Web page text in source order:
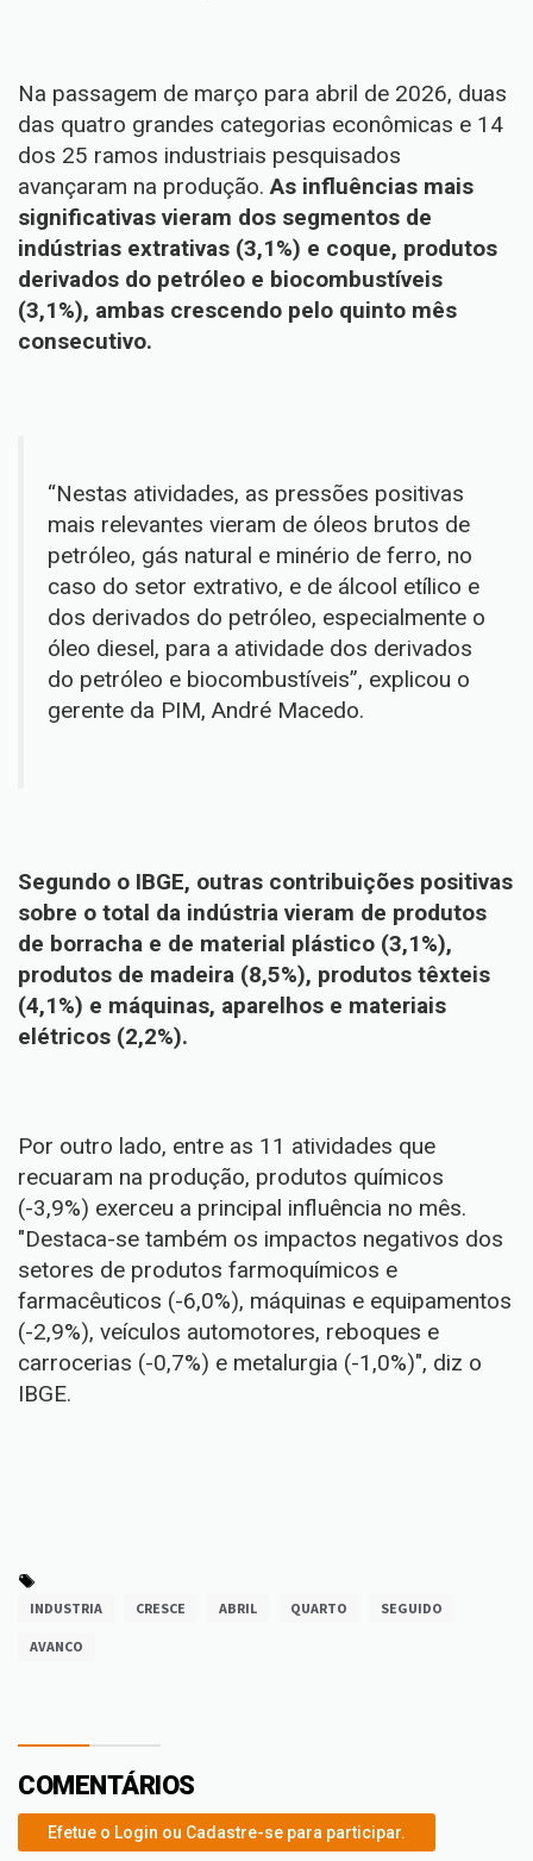
Na passagem de março para abril de 2026, duas
das quatro grandes categorias econômicas e 14
dos 25 ramos industriais pesquisados
avançaram na produção.As influências mais
significativas vieram dos segmentos de
indústrias extrativas (3,1%) e coque, produtos
derivados do petróleo e biocombustíveis
(3,1%), ambas crescendo pelo quinto mês
consecutivo.
“Nestas atividades, as pressões positivas
mais relevantes vieram de óleos brutos de
petróleo, gás natural e minério de ferro, no
caso do setor extrativo, e de álcool etílico e
dos derivados do petróleo, especialmente o
óleo diesel, para a atividade dos derivados
do petróleo e biocombustíveis”, explicou o
gerente da PIM, André Macedo.
Segundo o IBGE, outras contribuições positivas
sobre o total da indústria vieram de produtos
de borracha e de material plástico (3,1%),
produtos de madeira (8,5%), produtos têxteis
(4,1%) e máquinas, aparelhos e materiais
elétricos (2,2%).
Por outro lado, entre as 11 atividades que
recuaram na produção, produtos químicos
(-3,9%) exerceu a principal influência no mês.
"Destaca-se também os impactos negativos dos
setores de produtos farmoquímicos e
farmacêuticos (-6,0%), máquinas e equipamentos
(-2,9%), veículos automotores, reboques e
carrocerias (-0,7%) e metalurgia (-1,0%)", diz o
IBGE.
INDUSTRIA CRESCE ABRIL QUARTO SEGUIDO
AVANCO
COMENTÁRIOS
Efetue o Login ou Cadastre-se para participar.